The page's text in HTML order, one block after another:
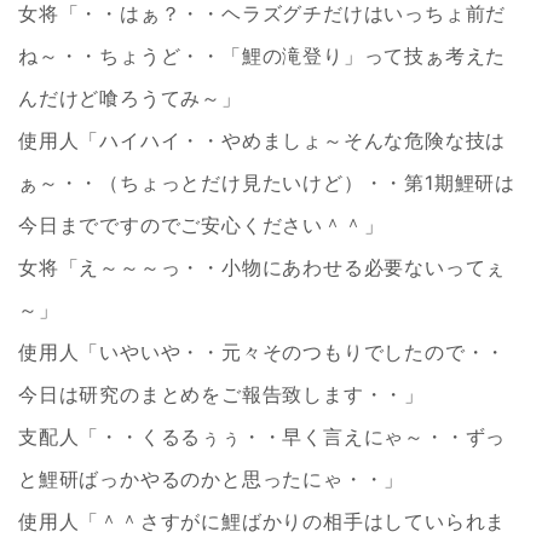
女将「・・はぁ？・・ヘラズグチだけはいっちょ前だ
ね～・・ちょうど・・「鯉の滝登り」って技ぁ考えた
んだけど喰ろうてみ～」
使用人「ハイハイ・・やめましょ～そんな危険な技は
ぁ～・・（ちょっとだけ見たいけど）・・第1期鯉研は
今日までですのでご安心ください＾＾」
女将「え～～～っ・・小物にあわせる必要ないってぇ
～」
使用人「いやいや・・元々そのつもりでしたので・・
今日は研究のまとめをご報告致します・・」
支配人「・・くるるぅぅ・・早く言えにゃ～・・ずっ
と鯉研ばっかやるのかと思ったにゃ・・」
使用人「＾＾さすがに鯉ばかりの相手はしていられま